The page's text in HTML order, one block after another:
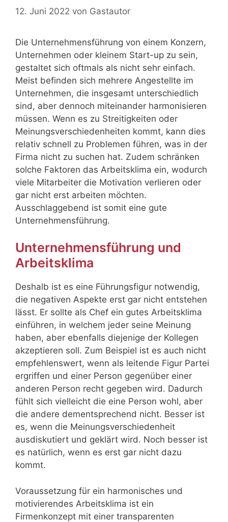
12. Juni 2022 von Gastautor
Die Unternehmensführung von einem Konzern,
Unternehmen oder kleinem Start-up zu sein,
gestaltet sich oftmals als nicht sehr einfach.
Meist befinden sich mehrere Angestellte im
Unternehmen, die insgesamt unterschiedlich
sind, aber dennoch miteinander harmonisieren
müssen. Wenn es zu Streitigkeiten oder
Meinungsverschiedenheiten kommt, kann dies
relativ schnell zu Problemen führen, was in der
Firma nicht zu suchen hat. Zudem schränken
solche Faktoren das Arbeitsklima ein, wodurch
viele Mitarbeiter die Motivation verlieren oder
gar nicht erst arbeiten möchten.
Ausschlaggebend ist somit eine gute
Unternehmensführung.
Unternehmensführung und
Arbeitsklima
Deshalb ist es eine Führungsfigur notwendig,
die negativen Aspekte erst gar nicht entstehen
lässt. Er sollte als Chef ein gutes Arbeitsklima
einführen, in welchem jeder seine Meinung
haben, aber ebenfalls diejenige der Kollegen
akzeptieren soll. Zum Beispiel ist es auch nicht
empfehlenswert, wenn als leitende Figur Partei
ergriffen und einer Person gegenüber einer
anderen Person recht gegeben wird. Dadurch
fühlt sich vielleicht die eine Person wohl, aber
die andere dementsprechend nicht. Besser ist
es, wenn die Meinungsverschiedenheit
ausdiskutiert und geklärt wird. Noch besser ist
es natürlich, wenn es erst gar nicht dazu
kommt.
Voraussetzung für ein harmonisches und
motivierendes Arbeitsklima ist ein
Firmenkonzept mit einer transparenten